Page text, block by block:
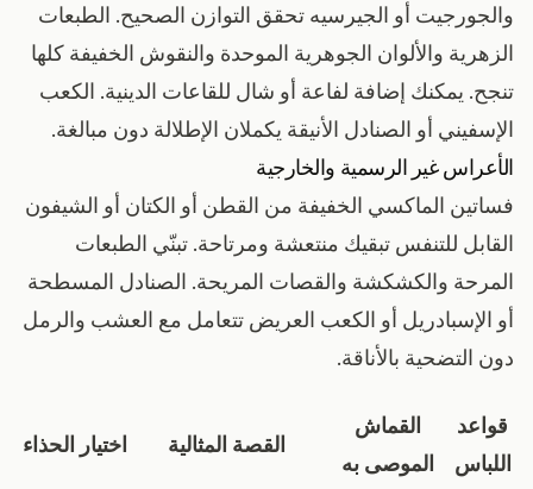
والجورجيت أو الجيرسيه تحقق التوازن الصحيح. الطبعات
الزهرية والألوان الجوهرية الموحدة والنقوش الخفيفة كلها
تنجح. يمكنك إضافة لفاعة أو شال للقاعات الدينية. الكعب
الإسفيني أو الصنادل الأنيقة يكملان الإطلالة دون مبالغة.
الأعراس غير الرسمية والخارجية
فساتين الماكسي الخفيفة من القطن أو الكتان أو الشيفون
القابل للتنفس تبقيك منتعشة ومرتاحة. تبنّي الطبعات
المرحة والكشكشة والقصات المريحة. الصنادل المسطحة
أو الإسبادريل أو الكعب العريض تتعامل مع العشب والرمل
دون التضحية بالأناقة.
قواعد
اللباس
القماش
الموصى به
القصة المثالية اختيار الحذاء